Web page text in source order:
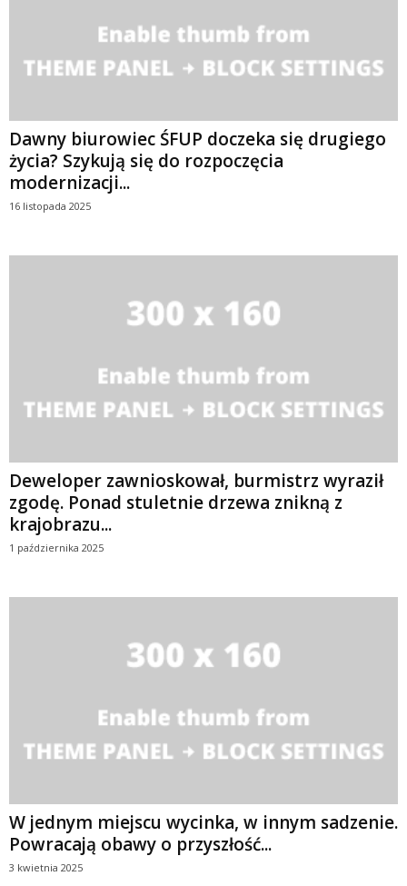
Dawny biurowiec ŚFUP doczeka się drugiego
życia? Szykują się do rozpoczęcia
modernizacji...
16 listopada 2025
Deweloper zawnioskował, burmistrz wyraził
zgodę. Ponad stuletnie drzewa znikną z
krajobrazu...
1 października 2025
W jednym miejscu wycinka, w innym sadzenie.
Powracają obawy o przyszłość...
3 kwietnia 2025